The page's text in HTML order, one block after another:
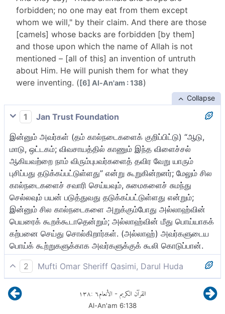
forbidden; no one may eat from them except
whom we will," by their claim. And there are those
[camels] whose backs are forbidden [by them]
and those upon which the name of Allah is not
mentioned – [all of this] an invention of untruth
about Him. He will punish them for what they
were inventing. ([6] Al-An'am : 138)
Collapse
1
Jan Trust Foundation
இன்னும் அவர்கள் (தம் கால்நடைகளைக் குறிப்பிட்டு) “ஆடு,
மாடு, ஒட்டகம்; விவசாயத்தில் காணும் இந்த விளைச்சல்
ஆகியவற்றை நாம் விரும்புபவர்களைத் தவிர வேறு யாரும்
புசிப்பது தடுக்கப்பட்டுள்ளது” என்று கூறுகின்றனர்; மேலும் சில
கால்நடைகளைச் சவாரி செய்யவும், சுமைகளைச் சுமந்து
செல்லவும் பயன் படுத்துவது தடுக்கப்பட்டுள்ளது என்றும்;
இன்னும் சில கால்நடைகளை அறுக்கும்போது அல்லாஹ்வின்
பெயரைக் கூறக்கூடாதென்றும்; அல்லாஹ்வின் மீது பொய்யாகக்
கற்பனை செய்து சொல்கிறார்கள். (அல்லாஹ்) அவர்களுடைய
பொய்க் கூற்றுகளுக்காக அவர்களுக்குக் கூலி கொடுப்பான்.
2
Mufti Omar Sheriff Qasimi, Darul Huda
இவை தடுக்கப்பட்ட கால்நடைகளும் விவசாயமும் ஆகும்.
நாங்கள் நாடுபவரைத் தவிர (மற்றவர்) அவற்றைப் புசிக்கமாட்டார்
என்று தங்கள் எண்ணப்படி அவர்கள் கூறினர். இன்னும், பல
القرآن الكريم - الأنعام٦:١٣٨
Al-An'am 6:138